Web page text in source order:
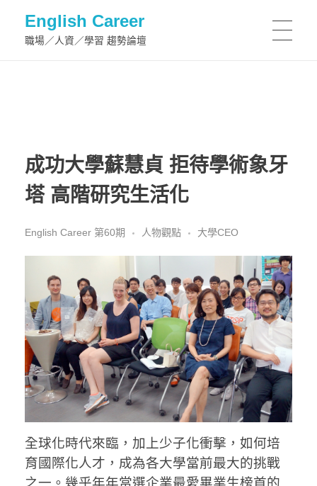
English Career
職場／人資／學習 趨勢論壇
成功大學蘇慧貞 拒待學術象牙
塔 高階研究生活化
English Career 第60期 人物觀點 大學CEO
全球化時代來臨，加上少子化衝擊，如何培
育國際化人才，成為各大學當前最大的挑戰
之一。幾乎年年當選企業最愛畢業生榜首的